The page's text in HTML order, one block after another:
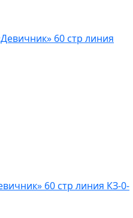
60 стр линия КЗ-0-